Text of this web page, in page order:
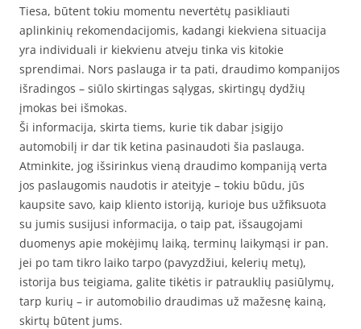
Tiesa, būtent tokiu momentu nevertėtų pasikliauti
aplinkinių rekomendacijomis, kadangi kiekviena situacija
yra individuali ir kiekvienu atveju tinka vis kitokie
sprendimai. Nors paslauga ir ta pati, draudimo kompanijos
išradingos – siūlo skirtingas sąlygas, skirtingų dydžių
įmokas bei išmokas.
Ši informacija, skirta tiems, kurie tik dabar įsigijo
automobilį ir dar tik ketina pasinaudoti šia paslauga.
Atminkite, jog išsirinkus vieną draudimo kompaniją verta
jos paslaugomis naudotis ir ateityje – tokiu būdu, jūs
kaupsite savo, kaip kliento istoriją, kurioje bus užfiksuota
su jumis susijusi informacija, o taip pat, išsaugojami
duomenys apie mokėjimų laiką, terminų laikymąsi ir pan.
jei po tam tikro laiko tarpo (pavyzdžiui, kelerių metų),
istorija bus teigiama, galite tikėtis ir patrauklių pasiūlymų,
tarp kurių – ir automobilio draudimas už mažesnę kainą,
skirtų būtent jums.